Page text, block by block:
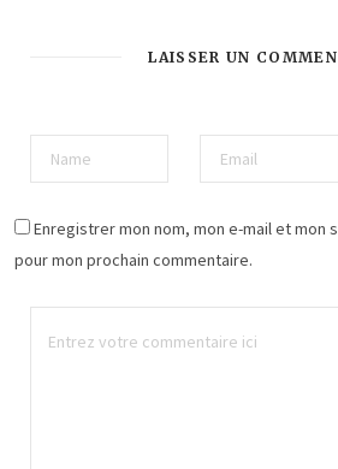
LAISSER UN
Enregistrer mon nom, mon e-mail et mon
pour mon prochain commentaire.